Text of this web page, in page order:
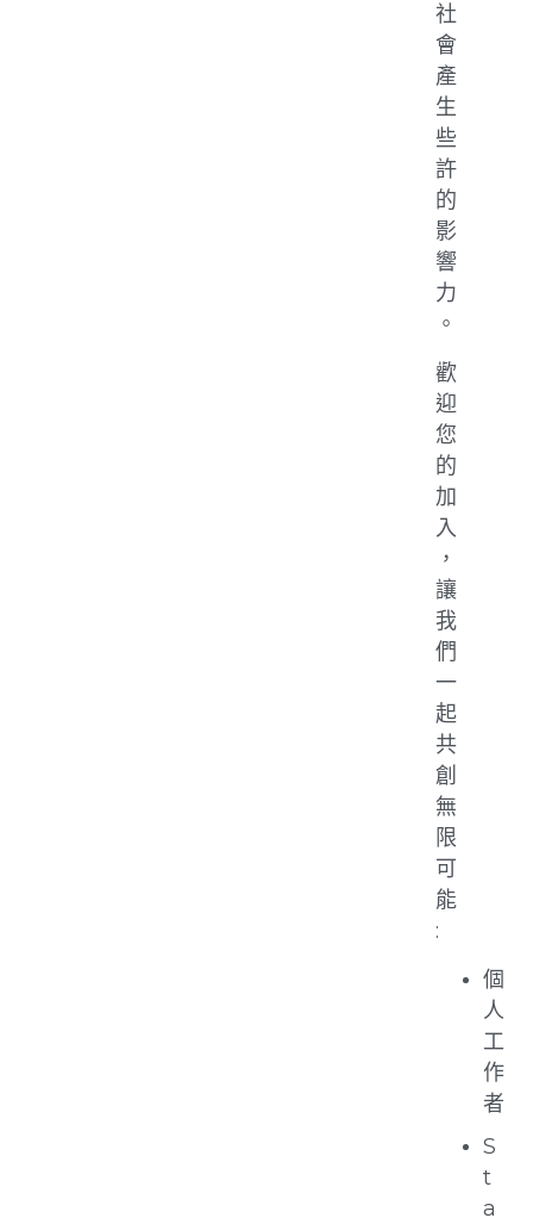
社
會
產
生
些
許
的
影
響
力
。
歡
迎
您
的
加
入
，
讓
我
們
一
起
共
創
無
限
可
能
:
個
人
工
作
者
S
t
a